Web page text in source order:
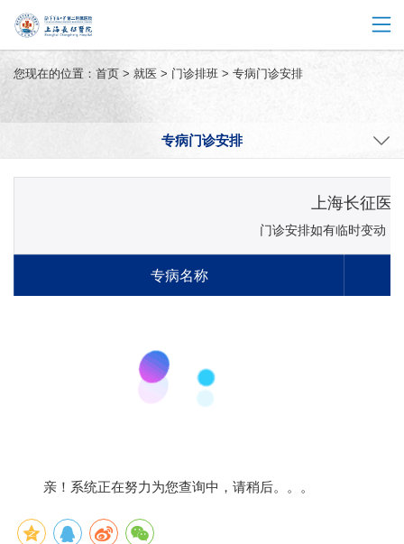
您现在的位置： 首页 > 就医 > 门诊排班 > 专病门诊安排
专病门诊安排
上海长征医
门诊安排如有临时变动
专病名称
亲！系统正在努力为您查询中，请稍后。。。